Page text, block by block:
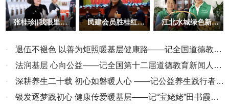
张桂珍||我眼里的
美女企业家
民建会员胜桂红：
殷商文化的传承者
江北水城绿色新篇
章：华越酵素种植
·
退伍不褪色 以善为炬照暖基层健康路——记全国道德教育
新闻人物、安阳蓝艺健康科技有限公司负责人冯明
·
法润基层 心向公益——记全国第十二届道德教育新闻人物
段宏伟
·
深耕养生二十载 初心如磐暖人心 ——记公益养生践行者、
全国第十二届道德教育新闻人物赵树军
·
银发逐梦践初心 健康传爱暖基层——记“宝姥姥”田书霞：